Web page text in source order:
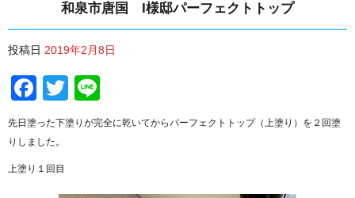
和泉市唐国 I様邸パーフェクトトップ
投稿日 2019年2月8日
Facebook
Twitter
先日塗った下塗りが完全に乾いてからパーフェクトトップ（上塗り）を２回塗
りしました。
上塗り１回目